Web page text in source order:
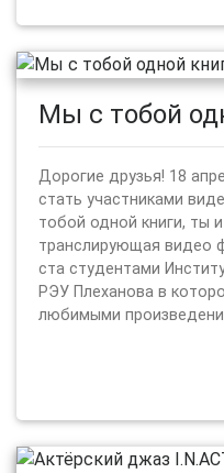
Мы с тобой
Дорогие друзья! 18
стать участниками
тобой одной книги, ты
транслирующая видео
ста студентами
РЭУ Плеханова в
любимыми